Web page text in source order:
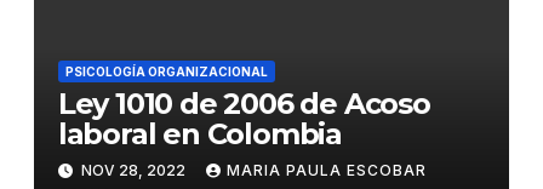
PSICOLOGÍA ORGANIZACIONAL
Ley 1010 de 2006 de Acoso
laboral en Colombia
NOV 28, 2022
MARIA PAULA ESCOBAR